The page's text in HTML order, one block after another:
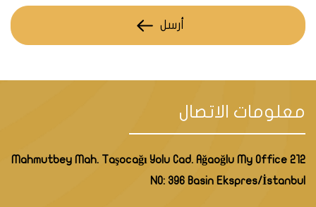
أرسل
معلومات الاتصال
Mahmutbey Mah. Taşocağı Yolu Cad. Ağaoğlu My Office 212
NO: 396 Basin Ekspres/İstanbul